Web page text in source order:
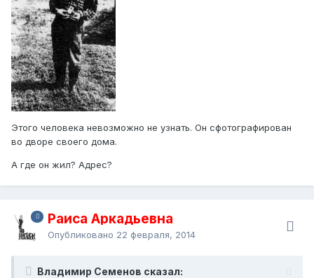
Этого человека невозможно не узнать. Он сфотографирован
во дворе своего дома.
А где он жил? Адрес?
Раиса Аркадьевна
Опубликовано 22 февраля, 2014
Владимир Семенов сказал: